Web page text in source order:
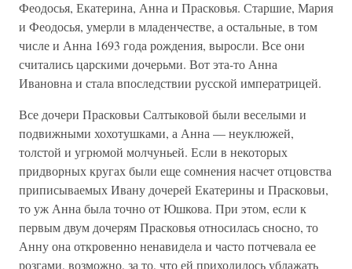
Феодосья, Екатерина, Анна и Прасковья. Старшие, Мария
и Феодосья, умерли в младенчестве, а остальные, в том
числе и Анна 1693 года рождения, выросли. Все они
считались царскими дочерьми. Вот эта-то Анна
Ивановна и стала впоследствии русской императрицей.
Все дочери Прасковьи Салтыковой были веселыми и
подвижными хохотушками, а Анна — неуклюжей,
толстой и угрюмой молчуньей. Если в некоторых
придворных кругах были еще сомнения насчет отцовства
приписываемых Ивану дочерей Екатерины и Прасковьи,
то уж Анна была точно от Юшкова. При этом, если к
первым двум дочерям Прасковья относилась сносно, то
Анну она откровенно ненавидела и часто потчевала ее
розгами, возможно, за то, что ей приходилось ублажать